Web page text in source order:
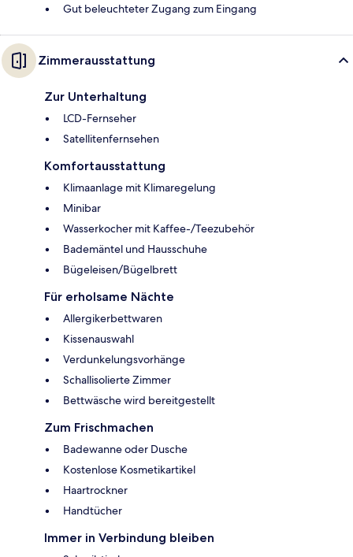
Gut beleuchteter Zugang zum Eingang
Zimmerausstattung
Zur Unterhaltung
LCD-Fernseher
Satellitenfernsehen
Komfortausstattung
Klimaanlage mit Klimaregelung
Minibar
Wasserkocher mit Kaffee-/Teezubehör
Bademäntel und Hausschuhe
Bügeleisen/Bügelbrett
Für erholsame Nächte
Allergikerbettwaren
Kissenauswahl
Verdunkelungsvorhänge
Schallisolierte Zimmer
Bettwäsche wird bereitgestellt
Zum Frischmachen
Badewanne oder Dusche
Kostenlose Kosmetikartikel
Haartrockner
Handtücher
Immer in Verbindung bleiben